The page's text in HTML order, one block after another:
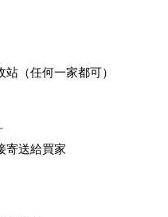
（任何一家都可）
寄送給買家